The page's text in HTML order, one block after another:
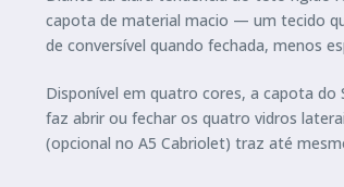
capota de material macio — um tecido
de conversível quando fechada, menos
Disponível em quatro cores, a capota
faz abrir ou fechar os quatro vidros
(opcional no A5 Cabriolet) traz até